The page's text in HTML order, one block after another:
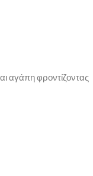
αγάπη φροντίζοντας